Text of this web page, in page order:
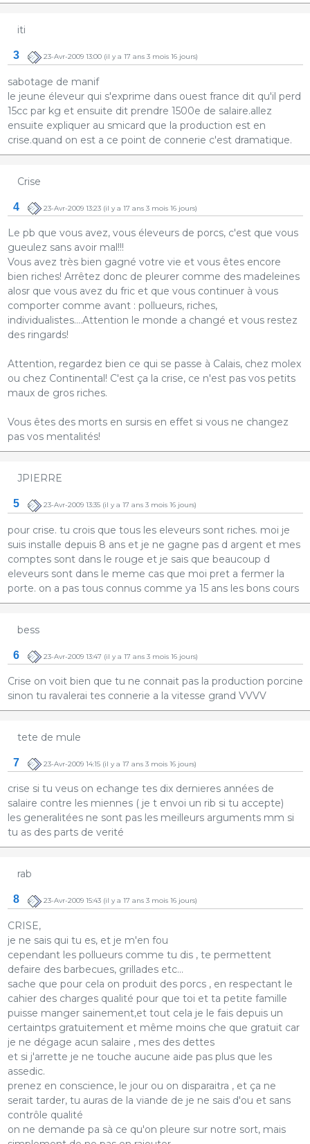
iti
3 23-Avr-2009 13:00(il y a 17 ans 3 mois 16 jours)
sabotage de manif
le jeune éleveur qui s'exprime dans ouest france dit qu'il perd
15cc par kg et ensuite dit prendre 1500e de salaire.allez
ensuite expliquer au smicard que la production est en
crise.quand on est a ce point de connerie c'est dramatique.
Crise
4 23-Avr-2009 13:23(il y a 17 ans 3 mois 16 jours)
Le pb que vous avez, vous éleveurs de porcs, c'est que vous
gueulez sans avoir mal!!!
Vous avez très bien gagné votre vie et vous êtes encore
bien riches! Arrêtez donc de pleurer comme des madeleines
alosr que vous avez du fric et que vous continuer à vous
comporter comme avant : pollueurs, riches,
individualistes....Attention le monde a changé et vous restez
des ringards!
Attention, regardez bien ce qui se passe à Calais, chez molex
ou chez Continental! C'est ça la crise, ce n'est pas vos petits
maux de gros riches.
Vous êtes des morts en sursis en effet si vous ne changez
pas vos mentalités!
JPIERRE
5 23-Avr-2009 13:35(il y a 17 ans 3 mois 16 jours)
pour crise. tu crois que tous les eleveurs sont riches. moi je
suis installe depuis 8 ans et je ne gagne pas d argent et mes
comptes sont dans le rouge et je sais que beaucoup d
eleveurs sont dans le meme cas que moi pret a fermer la
porte. on a pas tous connus comme ya 15 ans les bons cours
bess
6 23-Avr-2009 13:47 (il y a 17 ans 3 mois 16 jours)
Crise on voit bien que tu ne connait pas la production porcine
sinon tu ravalerai tes connerie a la vitesse grand VVVV
tete de mule
7 23-Avr-2009 14:15(il y a 17 ans 3 mois 16 jours)
crise si tu veus on echange tes dix dernieres années de
salaire contre les miennes ( je t envoi un rib si tu accepte)
les generalitées ne sont pas les meilleurs arguments mm si
tu as des parts de verité
rab
8 23-Avr-2009 15:43(il y a 17 ans 3 mois 16 jours)
CRISE,
je ne sais qui tu es, et je m'en fou
cependant les pollueurs comme tu dis , te permettent
defaire des barbecues, grillades etc...
sache que pour cela on produit des porcs , en respectant le
cahier des charges qualité pour que toi et ta petite famille
puisse manger sainement,et tout cela je le fais depuis un
certaintps gratuitement et même moins che que gratuit car
je ne dégage acun salaire , mes des dettes
et si j'arrette je ne touche aucune aide pas plus que les
assedic.
prenez en conscience, le jour ou on disparaitra , et ça ne
serait tarder, tu auras de la viande de je ne sais d'ou et sans
contrôle qualité
on ne demande pa sà ce qu'on pleure sur notre sort, mais